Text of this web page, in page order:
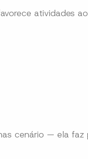
atividades
cenário — ela